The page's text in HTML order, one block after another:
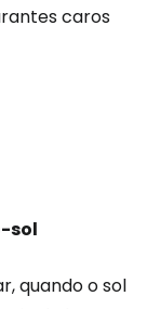
caros
sol
quando o sol